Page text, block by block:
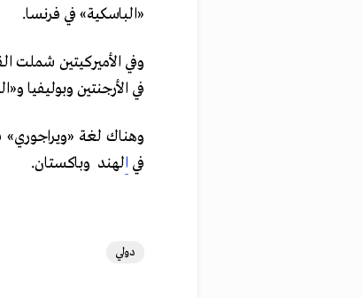
«الباسكية» في فرنسا.
وفي الأميركيتين شملت
في الأرجنتين وبوليفيا
في الهند وباكستان.
دولي